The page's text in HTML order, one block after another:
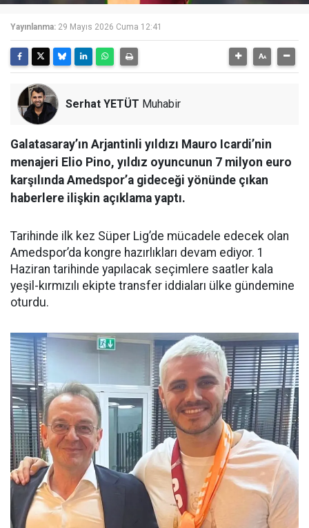
Yayınlanma: 29 Mayıs 2026 Cuma 12:41
Serhat YETÜT Muhabir
Galatasaray’ın Arjantinli yıldızı Mauro Icardi’nin
menajeri Elio Pino, yıldız oyuncunun 7 milyon euro
karşılında Amedspor’a gideceği yönünde çıkan
haberlere ilişkin açıklama yaptı.
Tarihinde ilk kez Süper Lig’de mücadele edecek olan
Amedspor’da kongre hazırlıkları devam ediyor. 1
Haziran tarihinde yapılacak seçimlere saatler kala
yeşil-kırmızılı ekipte transfer iddiaları ülke gündemine
oturdu.